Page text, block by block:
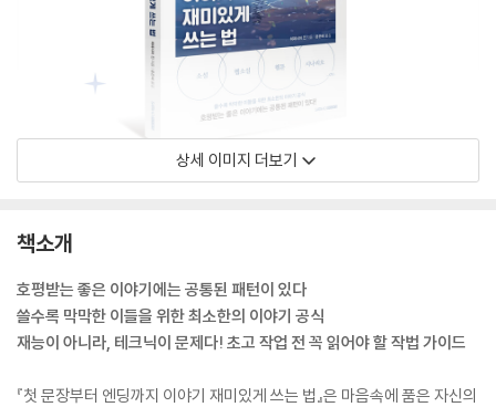
상세 이미지 더보기
책소개
호평받는 좋은 이야기에는 공통된 패턴이 있다
쓸수록 막막한 이들을 위한 최소한의 이야기 공식
재능이 아니라, 테크닉이 문제다! 초고 작업 전 꼭 읽어야 할 작법 가이드
『첫 문장부터 엔딩까지 이야기 재미있게 쓰는 법』은 마음속에 품은 자신의